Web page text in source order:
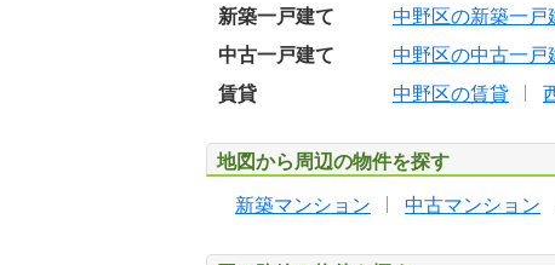
新築一戸建て
中野区の新築一戸
中古一戸建て
中野区の中古一戸
賃貸
中野区の賃貸
地図から周辺の物件を探す
新築マンション 中古マンション